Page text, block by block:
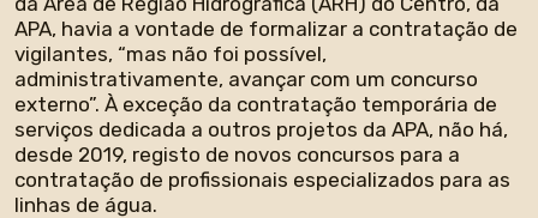
APA, havia a vontade de formalizar a contratação de
vigilantes, “mas não foi possível,
administrativamente, avançar com um concurso
externo”. À exceção da contratação temporária de
serviços dedicada a outros projetos da APA, não há,
desde 2019, registo de novos concursos para a
contratação de profissionais especializados para as
linhas de água.